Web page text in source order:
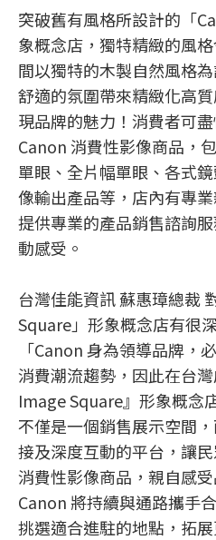
突破舊有風格所設計的「
象概念店，獨特精緻的風
間以獨特的木製自然風格
舒適的氛圍帶來精緻化高
現品牌的魅力！消費者可
Canon 消費性影像商品，
單眼、全片幅單眼、各式
像輸出產品等，店內有專
提供專業的產品銷售諮詢
動感受。
台灣佳能資訊 蘇惠璋總裁
Square」形象概念店有很
「Canon 身為領導品牌，
消費潮流趨勢，因此在台
Image Square』形象概念
不僅是一個銷售展示空間
接及深度互動的平台，讓
消費性影像商品，親自感
Canon 將持續與通路攜手
挑選適合進駐的地點，拓